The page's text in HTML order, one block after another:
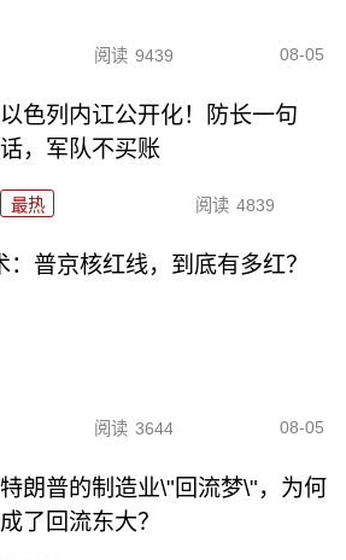
阅读 9439 08-05
以色列内讧公开化！防长一句
话，军队不买账
最热 阅读 4839
普京核红线，到底有多红？
阅读 3644 08-05
特朗普的制造业\"回流梦\"，为何
成了回流东大？